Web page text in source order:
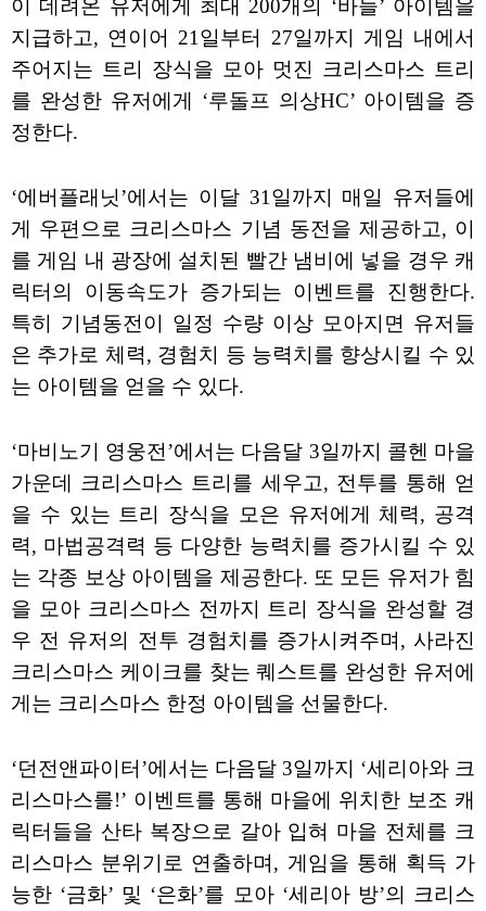
이 데려온 유저에게 최대 200개의 ‘바늘’ 아이템을
지급하고, 연이어 21일부터 27일까지 게임 내에서
주어지는 트리 장식을 모아 멋진 크리스마스 트리
를 완성한 유저에게 ‘루돌프 의상HC’ 아이템을 증
정한다.
‘에버플래닛’에서는 이달 31일까지 매일 유저들에
게 우편으로 크리스마스 기념 동전을 제공하고, 이
를 게임 내 광장에 설치된 빨간 냄비에 넣을 경우 캐
릭터의 이동속도가 증가되는 이벤트를 진행한다.
특히 기념동전이 일정 수량 이상 모아지면 유저들
은 추가로 체력, 경험치 등 능력치를 향상시킬 수 있
는 아이템을 얻을 수 있다.
‘마비노기 영웅전’에서는 다음달 3일까지 콜헨 마을
가운데 크리스마스 트리를 세우고, 전투를 통해 얻
을 수 있는 트리 장식을 모은 유저에게 체력, 공격
력, 마법공격력 등 다양한 능력치를 증가시킬 수 있
는 각종 보상 아이템을 제공한다. 또 모든 유저가 힘
을 모아 크리스마스 전까지 트리 장식을 완성할 경
우 전 유저의 전투 경험치를 증가시켜주며, 사라진
크리스마스 케이크를 찾는 퀘스트를 완성한 유저에
게는 크리스마스 한정 아이템을 선물한다.
‘던전앤파이터’에서는 다음달 3일까지 ‘세리아와 크
리스마스를!’ 이벤트를 통해 마을에 위치한 보조 캐
릭터들을 산타 복장으로 갈아 입혀 마을 전체를 크
리스마스 분위기로 연출하며, 게임을 통해 획득 가
능한 ‘금화’ 및 ‘은화’를 모아 ‘세리아 방’의 크리스